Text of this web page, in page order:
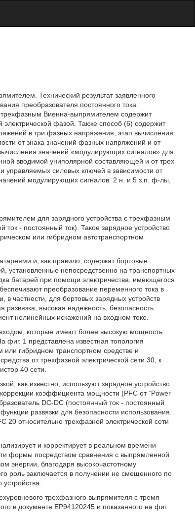
Технический результат заявленного
преобразователя постоянного тока.
трехфазным Виенна-выпрямителем содержит
фазой. Также способ (6) содержит
в три фазных напряжения; этап вычисления
от знака значений фазных напряжений и от
значений «модулирующих сигналов» для
вводимой униполярной составляющей и от трех
управляемых силовых ключей в зависимости от
модулирующих сигналов. 2 н. и 5 з.п. ф-лы,
для зарядного устройства с трехфазным
- постоянный ток). Такое зарядное устройство
или гибридном автотранспортном
и, как правило, содержат бортовые
установленные непосредственно на транспортных
батарей при помощи электричества, имеющегося
преобразование переменного тока в
частности, для бортовых зарядных устройств
высокая надежность, безопасность
нелинейных искажений на входном токе.
которые имеют более высокую мощность
1 представлена известная топология
или гибридном транспортном средстве и
от трехфазной электрической сети 30, к
40 сети.
как известно, используют зарядное устройство
коэффициента мощности (PFC от “Power
DC-DC (постоянный ток - постоянный
развязки для безопасности использования.
20 относительно трехфазной электрической сети
и корректирует в реальном времени
формы посредством сравнения с выпрямленной
энергии, благодаря высокочастотному
роль заключается в получении не смещенного по
трехфазного выпрямителя с тремя
в документе ЕР94120245 и показанного на фиг.